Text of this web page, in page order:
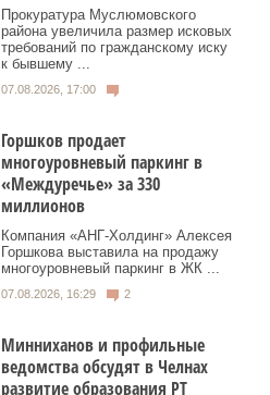
Прокуратура Муслюмовского
района увеличила размер исковых
требований по гражданскому иску
к бывшему ...
07.08.2026, 17:00
Горшков продает
многоуровневый паркинг в
«Междуречье» за 330
миллионов
Компания «АНГ-Холдинг» Алексея
Горшкова выставила на продажу
многоуровневый паркинг в ЖК ...
07.08.2026, 16:29 2
Минниханов и профильные
ведомства обсудят в Челнах
развитие образования РТ